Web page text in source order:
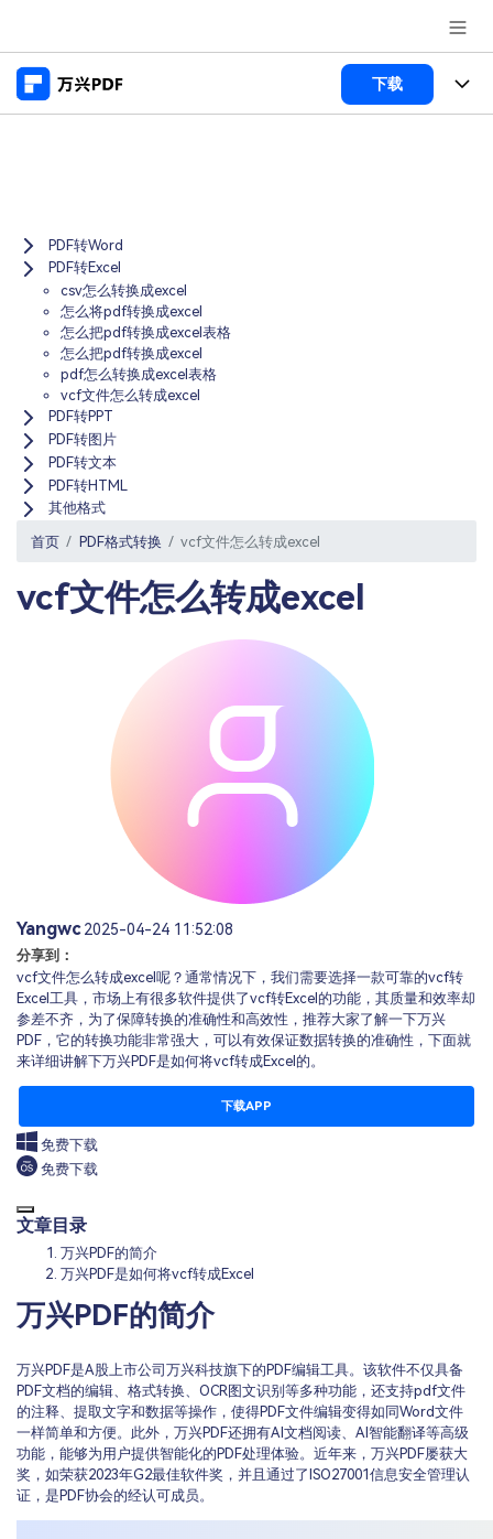
推荐产品
关于万兴
加入我们
帮助中心
下载
万兴PDF Windows版
万兴PDF Mac版
移动端
万兴PDF 安卓版
万兴PDF iOS版
PDF开发工具
万兴PDF SDK
PDF新功能
PDF编辑器
PDF合并工具
PDF转换器
PDF加密
PDF文件压缩
PDF签名
PDF批量工具
商业合作
学校&教育
企业采购
经销商招募
帮助中心
产品支持
用户指南
常见问题
产品信息
产品资讯
查看更多 >
登录
PDF转Word
PDF转Excel
csv怎么转换成excel
怎么将pdf转换成excel
怎么把pdf转换成excel表格
怎么把pdf转换成excel
pdf怎么转换成excel表格
vcf文件怎么转成excel
PDF转PPT
PDF转图片
PDF转文本
PDF转HTML
其他格式
首页 PDF格式转换 vcf文件怎么转成excel
vcf文件怎么转成excel
Yangwc 2025-04-24 11:52:08
分享到：
vcf文件怎么转成excel呢？通常情况下，我们需要选择一款可靠的vcf转
Excel工具，市场上有很多软件提供了vcf转Excel的功能，其质量和效率却
参差不齐，为了保障转换的准确性和高效性，推荐大家了解一下万兴
PDF，它的转换功能非常强大，可以有效保证数据转换的准确性，下面就
来详细讲解下万兴PDF是如何将vcf转成Excel的。
下载APP
免费下载
免费下载
文章目录
万兴PDF的简介
万兴PDF是如何将vcf转成Excel
万兴PDF的简介
万兴PDF是A股上市公司万兴科技旗下的PDF编辑工具。该软件不仅具备
PDF文档的编辑、格式转换、OCR图文识别等多种功能，还支持pdf文件
的注释、提取文字和数据等操作，使得PDF文件编辑变得如同Word文件
一样简单和方便。此外，万兴PDF还拥有AI文档阅读、AI智能翻译等高级
功能，能够为用户提供智能化的PDF处理体验。近年来，万兴PDF屡获大
奖，如荣获2023年G2最佳软件奖，并且通过了ISO27001信息安全管理认
证，是PDF协会的经认可成员。